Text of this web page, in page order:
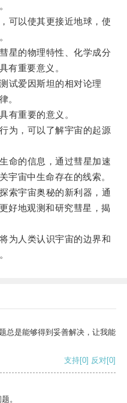
以使其更接近地球，使
的物理特性、化学成分
有重要意义。
爱因斯坦的相对论理
。
重要的意义。
，可以了解宇宙的起源
的信息，通过彗星加速
宇宙中生命存在的线索。
宇宙奥秘的新利器，通
好地观测和研究彗星，揭
人类认识宇宙的边界和
总是能够得到妥善解决，让我能
支持[0] 反对[0]
。